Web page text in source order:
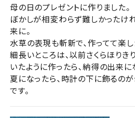
母の日のプレゼントに作りました。
ぼかしが相変わらず難しかったけ
来に。
水草の表現も斬新で、作ってて楽し
細長いところは、以前さくらほりき
いたように作ったら、納得の出来に
夏になったら、時計の下に飾るの
です。